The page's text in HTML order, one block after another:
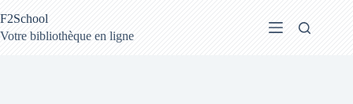
au
contenu
F2School
Votre bibliothèque en ligne